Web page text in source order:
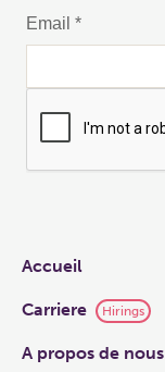
Links
Accueil
Carriere Hirings
A propos de nous